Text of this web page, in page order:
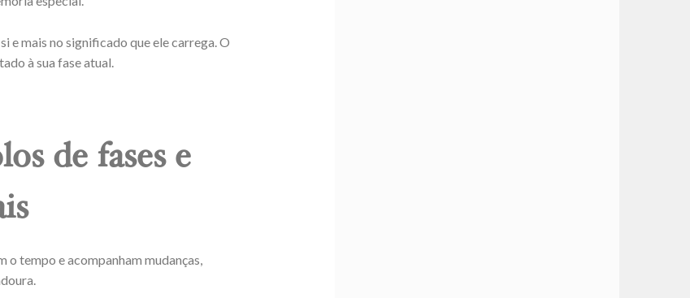
e mais no significado que ele carrega. O
à sua fase atual.
de fases e
o tempo e acompanham mudanças,